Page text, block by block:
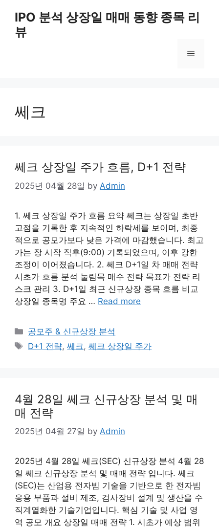
content
IPO 분석 상장일 매매 동향 종목 리
뷰
Menu
쎄크
쎄크 상장일 주가 흐름, D+1 전략
2025년 04월 28일 by Admin
1. 쎄크 상장일 주가 흐름 요약 쎄크는 상장일 초반
고점을 기록한 후 지속적인 하락세를 보이며, 최종
적으로 공모가보다 낮은 가격에 마감했습니다. 최고
가는 장 시작 직후(9:00) 기록되었으며, 이후 강한
조정이 이어졌습니다. 2. 쎄크 D+1일 차 매매 전략
시초가 흐름 분석 눌림목 매수 전략 목표가 전략 리
스크 관리 3. D+1일 최근 신규상장 종목 흐름 비교
상장일 종목명 주요 … Read more
Categories
공모주 & 신규상장 분석
Tags
D+1 전략,쎄크 ,쎄크 상장일 주가
4월 28일 쎄크 신규상장 분석 및 매
매 전략
2025년 04월 27일 by Admin
2025년 4월 28일 쎄크(SEC) 신규상장 분석 4월 28
일 쎄크 신규상장 분석 및 매매 전략 입니다. 쎄크
(SEC)는 산업용 전자빔 기술을 기반으로 한 전자빔
응용 부품과 설비 제조, 검사장비 설계 및 생산을 수
직계열화한 기술기업입니다. 핵심 기술 및 사업 영
역 공모 개요 상장일 매매 전략 1. 시초가 예상 범위